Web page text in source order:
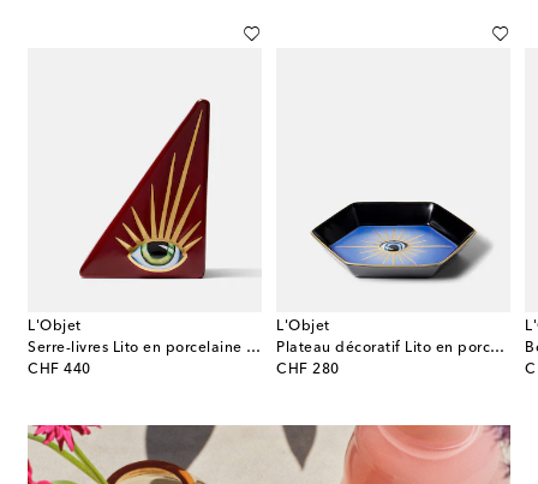
L'Objet
Serre-livres Lito en porcelaine plaquée or
CHF 440
original price
L'Objet
Plateau décoratif Lito en porcelaine
CHF 280
original price